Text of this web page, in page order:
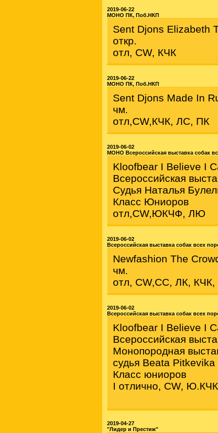
2019-06-22
МОНО ПК, Поб.НКП
Sent Djons Elizabeth
откр.
отл, CW, КЧК
2019-06-22
МОНО ПК, Поб.НКП
Sent Djons Made In
чм.
отл,CW,КЧК, ЛС, ПК
2019-06-02
МОНО Всероссийская выставка собак
Kloofbear I Believe I
Всероссийская
Судья Наталья
Класс Юниоров
отл,CW,ЮКЧФ, ЛЮ
2019-06-02
Всероссийская выставка собак всех
Newfashion The
чм.
отл, CW,СС, ЛК, КЧК,
2019-06-02
Всероссийская выставка собак всех
Kloofbear I Believe I
Всероссийская
Монопородная
судья Beata Pitkevika
Класс юниоров
I отлично, CW,
2019-04-27
"Лидер и Престиж"